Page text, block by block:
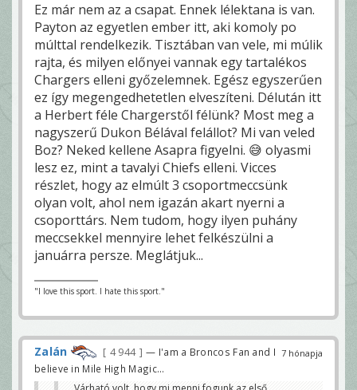
Ez már nem az a csapat. Ennek lélektana is van.
Payton az egyetlen ember itt, aki komoly po
múlttal rendelkezik. Tisztában van vele, mi múlik
rajta, és milyen előnyei vannak egy tartalékos
Chargers elleni győzelemnek. Egész egyszerűen
ez így megengedhetetlen elveszíteni. Délután itt
a Herbert féle Chargerstől félünk? Most meg a
nagyszerű Dukon Bélával felállot? Mi van veled
Boz? Neked kellene Asapra figyelni. 😅 olyasmi
lesz ez, mint a tavalyi Chiefs elleni. Vicces
részlet, hogy az elmúlt 3 csoportmeccsünk
olyan volt, ahol nem igazán akart nyerni a
csoporttárs. Nem tudom, hogy ilyen puhány
meccsekkel mennyire lehet felkészülni a
januárra persze. Meglátjuk...
"I love this sport. I hate this sport."
7 hónapja
Zalán 4 944
— I'am a Broncos Fan and I
believe in Mile High Magic...